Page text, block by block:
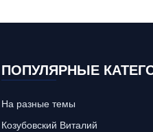
ПОПУЛЯРНЫЕ
На разные темы
Козубовский Виталий